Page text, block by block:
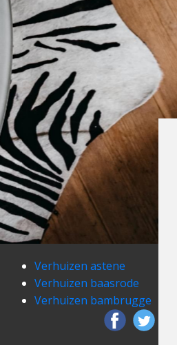
Verhuizen astene
Verhuizen baasrode
Verhuizen bambrugge